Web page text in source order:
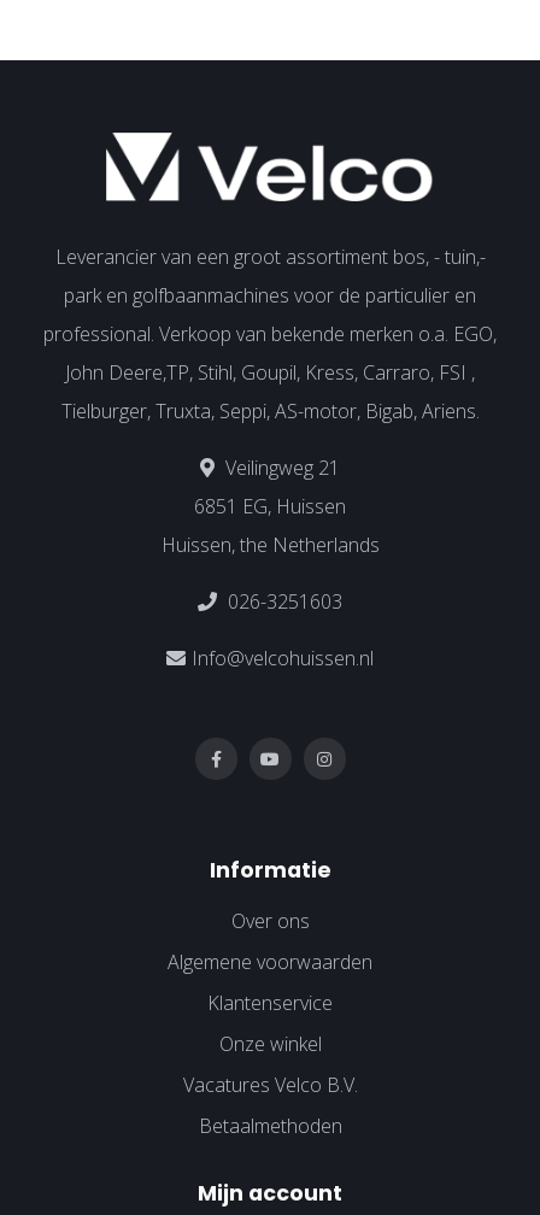
Leverancier van een groot assortiment bos, - tuin,-
park en golfbaanmachines voor de particulier en
professional. Verkoop van bekende merken o.a. EGO,
John Deere,TP, Stihl, Goupil, Kress, Carraro, FSI ,
Tielburger, Truxta, Seppi, AS-motor, Bigab, Ariens.
Veilingweg 21
6851 EG, Huissen
Huissen, the Netherlands
026-3251603
Info@velcohuissen.nl
Informatie
Over ons
Algemene voorwaarden
Klantenservice
Onze winkel
Vacatures Velco B.V.
Betaalmethoden
Mijn account